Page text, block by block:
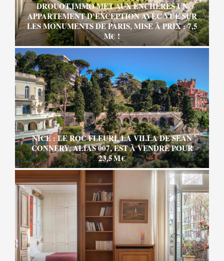
DROUOT.IMMO MET AUX ENCHÈRES UN
APPARTEMENT D’EXCEPTION AVEC VUE SUR
LES MONUMENTS DE PARIS, MISE À PRIX : 7,5
M€ !
NICE : LE ROC FLEURI, LA VILLA DE SEAN
CONNERY, ALIAS 007, EST À VENDRE POUR
23,5 M €